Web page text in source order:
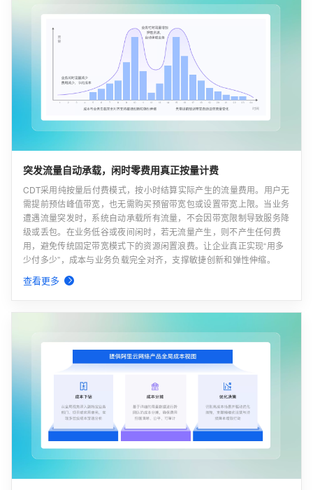
突发流量自动承载，闲时零费用真正按量计费
CDT采用纯按量后付费模式，按小时结算实际产生的流量费用。用户无
需提前预估峰值带宽，也无需购买预留带宽包或设置带宽上限。当业务
遭遇流量突发时，系统自动承载所有流量，不会因带宽限制导致服务降
级或丢包。在业务低谷或夜间闲时，若无流量产生，则不产生任何费
用，避免传统固定带宽模式下的资源闲置浪费。让企业真正实现“用多
少付多少”，成本与业务负载完全对齐，支撑敏捷创新和弹性伸缩。
查看更多